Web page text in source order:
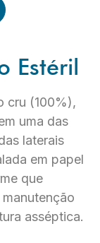
Estéril
cru (100%),
uma das
laterais
em papel
que
asséptica.